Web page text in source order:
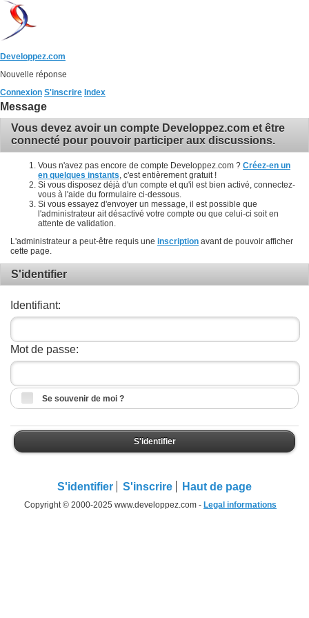
Developpez.com
Nouvelle réponse
Connexion S'inscrire Index
Message
Vous devez avoir un compte Developpez.com et être
connecté pour pouvoir participer aux discussions.
Vous n'avez pas encore de compte Developpez.com ? Créez-en un
en quelques instants , c'est entièrement gratuit !
Si vous disposez déjà d'un compte et qu'il est bien activé, connectez-
vous à l'aide du formulaire ci-dessous.
Si vous essayez d'envoyer un message, il est possible que
l'administrateur ait désactivé votre compte ou que celui-ci soit en
attente de validation.
L'administrateur a peut-être requis une inscription avant de pouvoir afficher
cette page.
S'identifier
Identifiant:
Mot de passe:
Se souvenir de moi ?
S'identifier
S'identifier S'inscrire Haut de page
Copyright © 2000-2025 www.developpez.com - Legal informations